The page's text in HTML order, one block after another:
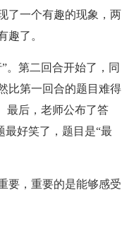
了一个有趣的现象，两
趣了。
。第二回合开始了，同
比第一回合的题目难得
最后，老师公布了答
最好笑了，题目是“最
要，重要的是能够感受